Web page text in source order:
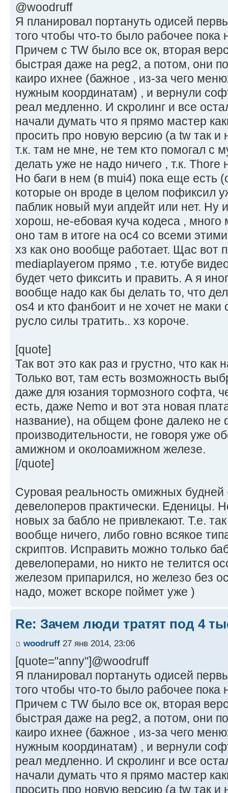
@woodruff
Я планировал портануть одисей
того чтобы что-то было рабочее пока
Причем с TW было все ок, вторая
быстрая даже на peg2, а потом, они
каиро ихнее (бажное , из-за чего
нужным координатам) , и вернули
реал медленно. И скролинг и все
начали думать что я прямо мастер
просить про новую версию (а tw так и
т.к. там не мне, не тем кто помогал с
делать уже не надо ничего , т.к. Thore
Но баги в нем (в mui4) пока еще есть
которые он вроде в целом пофиксил
паблик новый муи апдейт или нет. Ну
хорош, не-ебовая куча кодеса ,
оно там в итоге на ос4 со всеми
хз как оно вообще работает. Щас вот
mediaplayerом прямо , т.е. ютубе
будет чето фиксить и править. А я
вообще надо как бы делать то, что
os4 и кто фанбоит и не хочет не маки
русло силы тратить.. хз короче.
[quote]
Так вот это как раз и грустно, что как
Только вот, там есть возможность
даже для юзания тормозного софта,
есть, даже Nemo и вот эта новая
название), на общем фоне далеко не
производительности, не говоря уже
амижном и околоамижном железе.
[/quote]
Суровая реальность омижных будней
девелоперов практически. Еденицы.
новых за бабло не привлекают. Т.е.
вообще ничего, либо говно всякое
скриптов. Исправить можно только
девелоперами, но никто не телится
железом припарился, но железо без
надо, может вскоре поймет уже )
Re: Зачем люди тратят под 4
woodruff 27 янв 2014, 23:06
[quote="anny"]@woodruff
Я планировал портануть одисей
того чтобы что-то было рабочее пока
Причем с TW было все ок, вторая
быстрая даже на peg2, а потом, они
каиро ихнее (бажное , из-за чего
нужным координатам) , и вернули
реал медленно. И скролинг и все
начали думать что я прямо мастер
просить про новую версию (а tw так и